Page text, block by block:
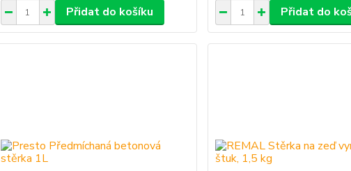
Přidat do košíku Přidat do